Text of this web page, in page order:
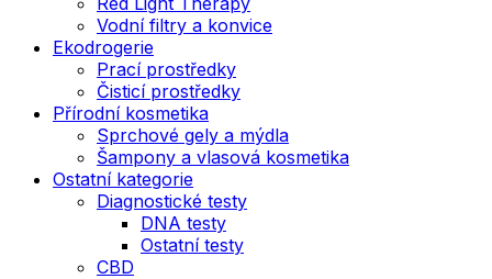
Vodní filtry a konvice
Ekodrogerie
Prací prostředky
Čisticí prostředky
Přírodní kosmetika
Sprchové gely a mýdla
Šampony a vlasová kosmetika
Ostatní kategorie
Diagnostické testy
DNA testy
Ostatní testy
CBD